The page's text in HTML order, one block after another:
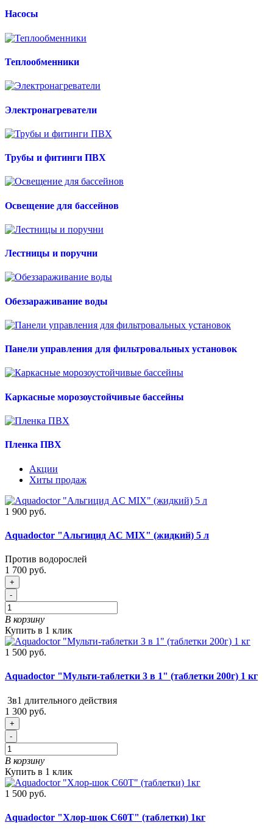
Насосы
Теплообменники
Электронагреватели
Трубы и фитинги ПВХ
Освещение для бассейнов
Лестницы и поручни
Обеззараживание воды
Панели управления для фильтровальных установок
Каркасные морозоустойчивые бассейны
Пленка ПВХ
Акции
Хиты продаж
1 900 руб.
Aquadoctor "Альгицид AС MIX" (жидкий) 5 л
Против водорослей
1 700 руб.
+
-
В корзину
Купить в 1 клик
1 500 руб.
Aquadoctor "Мульти-таблетки 3 в 1" (таблетки 200г) 1 кг
3в1 длительного действия
1 300 руб.
+
-
В корзину
Купить в 1 клик
1 500 руб.
Aquadoctor "Хлор-шок C60T" (таблетки) 1кг